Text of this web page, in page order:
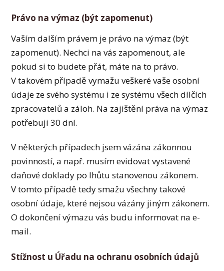
Právo na výmaz (být zapomenut)
Vaším dalším právem je právo na výmaz (být
zapomenut). Nechci na vás zapomenout, ale
pokud si to budete přát, máte na to právo.
V takovém případě vymažu veškeré vaše osobní
údaje ze svého systému i ze systému všech dílčích
zpracovatelů a záloh. Na zajištění práva na výmaz
potřebuji 30 dní.
V některých případech jsem vázána zákonnou
povinností, a např. musím evidovat vystavené
daňové doklady po lhůtu stanovenou zákonem.
V tomto případě tedy smažu všechny takové
osobní údaje, které nejsou vázány jiným zákonem.
O dokončení výmazu vás budu informovat na e-
mail.
Stížnost u Úřadu na ochranu osobních údajů